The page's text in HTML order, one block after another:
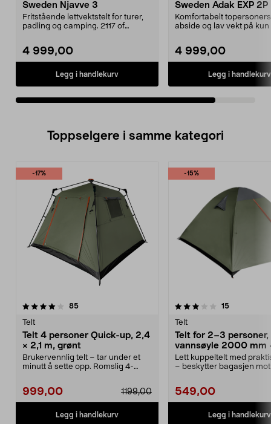
Sweden Njavve 3
Fritstående lettvektstelt for turer,
padling og camping. 2117 of
4 999,00
Legg i handlekurv
Sweden Adak EXP 2P
Komfortabelt
abside og lav vekt på kun
4 999,00
Legg i handlekurv
Toppselgere i samme kategori
-17%
85anmeldelser
Telt
Telt 4 personer Quick-up, 2,4
× 2,1 m, grønt
Brukervennlig telt – tar under et
minutt å sette opp. Romslig 4-
999,00 1199,00
Legg i handlekurv
-15%
3.0 av 5 stjerner 15anmeldelser
Telt
Telt for 2–3 personer,
vannsøyle 2000 mm
camping, fottur
Lett kuppeltelt med
– beskytter bagasjen
549,00
Legg i handlekurv
4.0 av 5 stjerner